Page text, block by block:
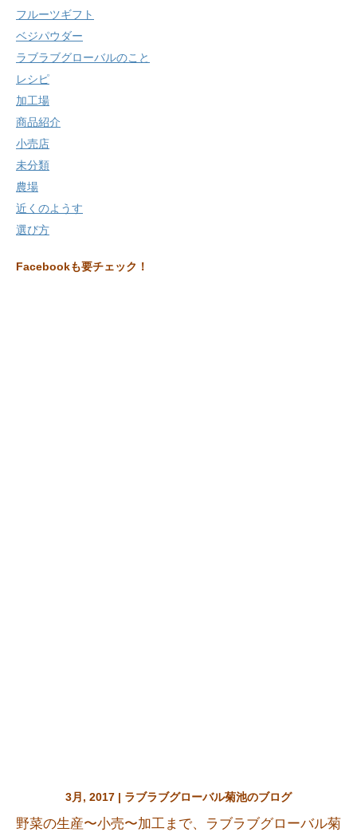
フルーツギフト
ベジパウダー
ラブラブグローバルのこと
レシピ
加工場
商品紹介
小売店
未分類
農場
近くのようす
選び方
Facebookも要チェック！
3月, 2017 | ラブラブグローバル菊池のブログ
野菜の生産〜小売〜加工まで、ラブラブグローバル菊